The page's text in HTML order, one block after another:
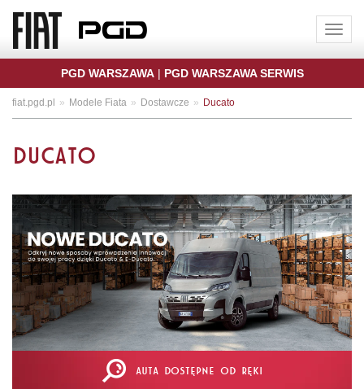
Toggle
PGD WARSZAWA| PGD WARSZAWA SERWIS
fiat.pgd.pl Modele Fiata Dostawcze Ducato
DUCATO
AUTA DOSTĘPNE OD RĘKI